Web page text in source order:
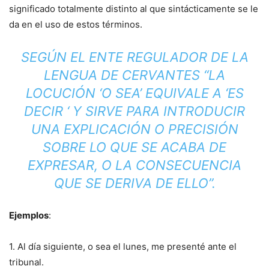
significado totalmente distinto al que sintácticamente se le
da en el uso de estos términos.
SEGÚN EL ENTE REGULADOR DE LA
LENGUA DE CERVANTES “LA
LOCUCIÓN ‘O SEA’ EQUIVALE A ‘ES
DECIR ‘ Y SIRVE PARA INTRODUCIR
UNA EXPLICACIÓN O PRECISIÓN
SOBRE LO QUE SE ACABA DE
EXPRESAR, O LA CONSECUENCIA
QUE SE DERIVA DE ELLO”.
Ejemplos:
1. Al día siguiente, o sea el lunes, me presenté ante el
tribunal.